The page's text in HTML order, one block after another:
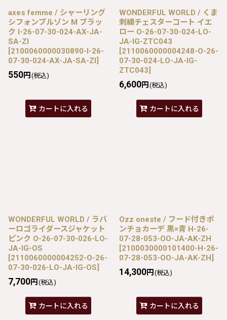
axes femme / シャーリング
シフォンブルゾン M ブラッ
ク I-26-07-30-024-AX-JA-
SA-ZI
[2100060000030890-I-26-
07-30-024-AX-JA-SA-ZI]
550円 (税込)
カートに入れる
WONDERFUL WORLD / くま
刺繍チェスターコート イエ
ロー O-26-07-30-024-LO-
JA-IG-ZTC043
[2110060000004248-O-26-
07-30-024-LO-JA-IG-
ZTC043]
6,600円 (税込)
カートに入れる
WONDERFUL WORLD / ラバ
ーロゴライダースジャケット
ピンク O-26-07-30-026-LO-
JA-IG-OS
[2110060000004252-O-26-
07-30-026-LO-JA-IG-OS]
7,700円 (税込)
カートに入れる
Ozz oneste / フード付きポ
ンチョカーデ 黒×青 H-26-
07-28-053-OO-JA-AK-ZH
[2100030000101400-H-26-
07-28-053-OO-JA-AK-ZH]
14,300円 (税込)
カートに入れる